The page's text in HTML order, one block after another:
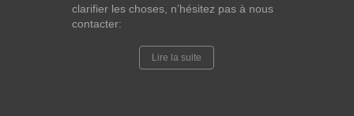
clarifier les choses, n’hésitez pas à nous
contacter:
Lire la suite